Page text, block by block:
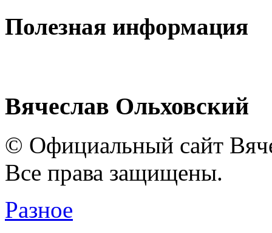
Полезная информация
Вячеслав Ольховский
© Официальный сайт
Все права защищены.
Разное